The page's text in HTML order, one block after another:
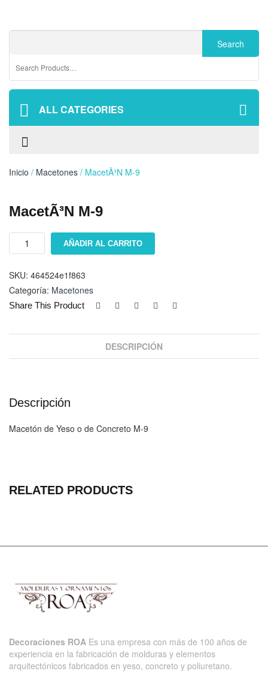
ALL CATEGORIES
Inicio / Macetones / MacetÃ³n M-9
MacetÃ³n M-9
MacetÃ³n
cantidad
AÑADIR AL CARRITO
SKU: 464524e1f863
Categoría: Macetones
Share This Product
DESCRIPCIÓN
Descripción
Macetón de Yeso o de Concreto M-9
RELATED PRODUCTS
Decoraciones ROA Es una empresa con más de 100 años de
experiencia en la fabricación de molduras y elementos
arquitectónicos fabricados en yeso, concreto y poliuretano.